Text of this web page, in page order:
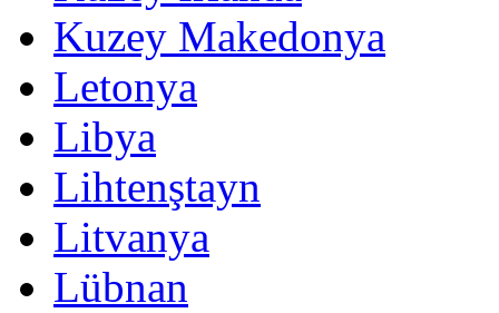
Kuzey Makedonya
Letonya
Libya
Lihtenştayn
Litvanya
Lübnan